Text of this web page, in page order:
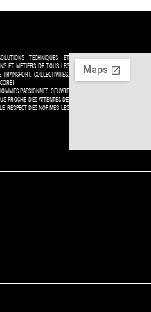
TECHNIQUES ET
ET MÉTIERS DE TOUS LES
COLLECTIVITÉS,
PASSIONNÉS OEUVRE
PROCHE DES ATTENTES DE
RESPECT DES NORMES LES